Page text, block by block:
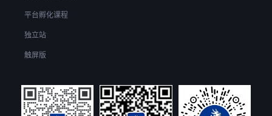
平台孵化课程
独立站
触屏版